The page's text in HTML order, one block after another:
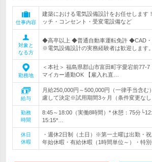
仕事内容
建築における電気設備設計をお任せします
ッチ・コンセント・受変電設備など
対象と
なる方
◆高卒以上 ◆普通自動車運転免許 ◆CAD・
※電気設備設計の実務経験者は歓迎します。
勤務地
＜本社＞ 福島県郡山市富田町字愛宕前77-
マイカー通勤OK 【雇入れ直…
給与
月給250,000円～500,000円（一律手当含
慮して決定※試用期間3ヶ月（条件変更なし
勤務
時間
8:45～18:00（実働8時間）* 休憩：75分
15:15*…
休日
休暇
・週休2日制（土日）※第一土曜は出勤・
年始休暇・有給休暇（1時間単位～）・特別